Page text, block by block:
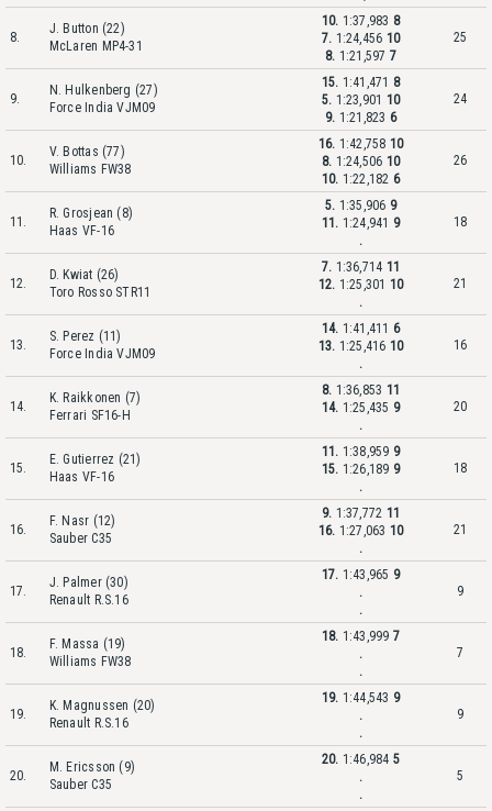
8.
J. Button (22)
McLaren MP4-31
10. 1:37,983 8
7. 1:24,456 10
8. 1:21,597 7
25
9.
N. Hulkenberg (27)
Force India VJM09
15. 1:41,471 8
5. 1:23,901 10
9. 1:21,823 6
24
10.
V. Bottas (77)
Williams FW38
16. 1:42,758 10
8. 1:24,506 10
10. 1:22,182 6
26
11.
R. Grosjean (8)
Haas VF-16
5. 1:35,906 9
11. 1:24,941 9
.
18
12.
D. Kwiat (26)
Toro Rosso STR11
7. 1:36,714 11
12. 1:25,301 10
.
21
13.
S. Perez (11)
Force India VJM09
14. 1:41,411 6
13. 1:25,416 10
.
16
14.
K. Raikkonen (7)
Ferrari SF16-H
8. 1:36,853 11
14. 1:25,435 9
.
20
15.
E. Gutierrez (21)
Haas VF-16
11. 1:38,959 9
15. 1:26,189 9
.
18
16.
F. Nasr (12)
Sauber C35
9. 1:37,772 11
16. 1:27,063 10
.
21
17.
J. Palmer (30)
Renault R.S.16
17. 1:43,965 9
.
.
9
18.
F. Massa (19)
Williams FW38
18. 1:43,999 7
.
.
7
19.
K. Magnussen (20)
Renault R.S.16
19. 1:44,543 9
.
.
9
20.
M. Ericsson (9)
Sauber C35
20. 1:46,984 5
.
.
5